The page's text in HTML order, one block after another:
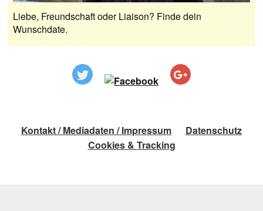
Liebe, Freundschaft oder Liaison? Finde dein
Wunschdate.
Kontakt / Mediadaten / Impressum
Datenschutz
Cookies & Tracking